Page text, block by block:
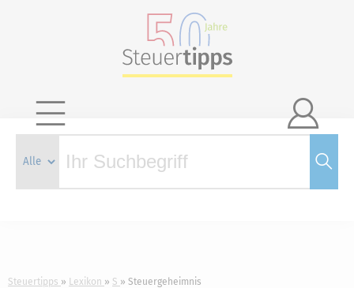

Steuertipps Lexikon S Steuergeheimnis